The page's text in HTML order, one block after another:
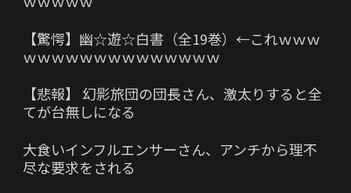
【驚愕】幽☆遊☆白書（全19巻）←これｗｗｗ
ｗｗｗｗｗｗｗｗｗｗｗｗｗｗ
【悲報】 幻影旅団の団長さん、激太りすると全
てが台無しになる
大食いインフルエンサーさん、アンチから理不
尽な要求をされる